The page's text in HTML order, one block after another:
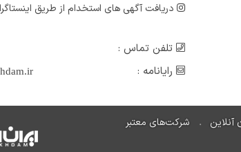
دریافت آگهی های استخدام از طریق
تلفن تماس :
رایانامه :
آنلاین شرکت‌های معتبر